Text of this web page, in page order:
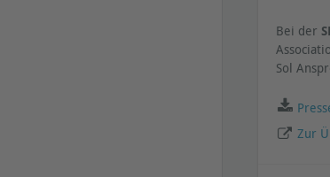
Bei der
Sol
Zur